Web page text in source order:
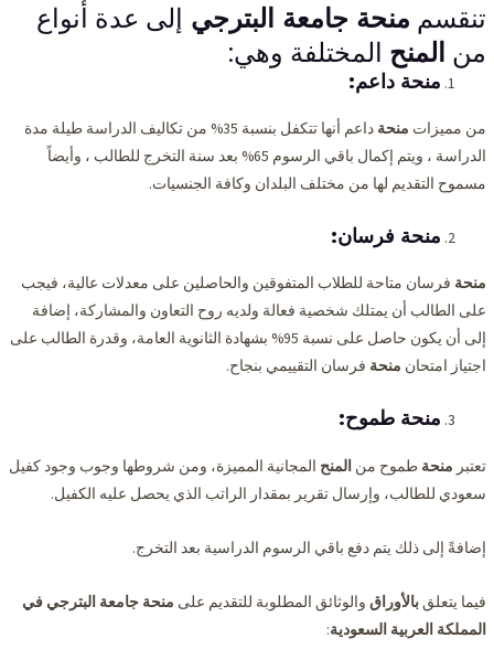
تنقسم منحة جامعة البترجي إلى عدة أنواع
من المنح المختلفة وهي:
منحة داعم:
من مميزات منحة
داعم أنها تتكفل بنسبة 35% من تكاليف الدراسة طيلة مدة
الدراسة ، ويتم إكمال باقي الرسوم 65% بعد سنة التخرج للطالب ، وأيضاً
مسموح التقديم لها من مختلف البلدان وكافة الجنسيات.
منحة فرسان:
منحة فرسان متاحة للطلاب المتفوقين والحاصلين على معدلات عالية، فيجب
على الطالب أن يمتلك شخصية فعالة ولديه روح التعاون والمشاركة، إضافة
إلى أن يكون حاصل على نسبة 95% بشهادة الثانوية العامة، وقدرة الطالب على
اجتياز امتحان منحة فرسان التقييمي بنجاح.
منحة طموح:
تعتبر منحة طموح من المنح المجانية المميزة، ومن شروطها وجوب وجود كفيل
سعودي للطالب، وإرسال تقرير بمقدار الراتب الذي يحصل عليه الكفيل.
إضافةً إلى ذلك يتم دفع باقي الرسوم الدراسية بعد التخرج.
فيما يتعلقبالأوراق والوثائق المطلوبة للتقديم على منحة جامعة البترجي في
المملكة العربية السعودية: